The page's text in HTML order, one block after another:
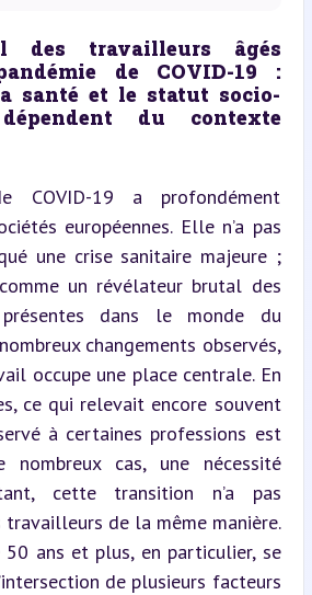
des travailleurs âgés
de COVID-19 :
santé et le statut socio-
du contexte
COVID-19 a profondément
européennes. Elle n’a pas
une crise sanitaire majeure ;
un révélateur brutal des
dans le monde du
changements observés,
occupe une place centrale. En
ce qui relevait encore souvent
à certaines professions est
nombreux cas, une nécessité
cette transition n’a pas
de la même manière.
50 ans et plus, en particulier, se
de plusieurs facteurs